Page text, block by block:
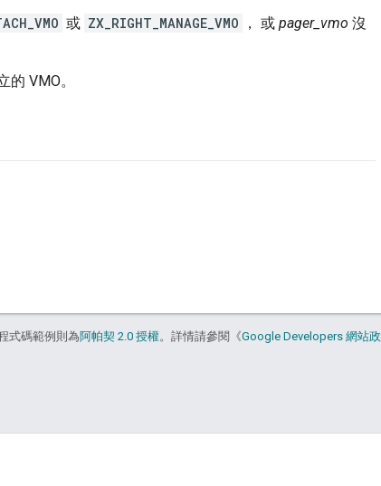
或 ZX_RIGHT_MANAGE_VMO ， 或 pager_vmo 沒
的 VMO。
式碼範例則為阿帕契 2.0 授權。詳情請參閱《Google Developers 網站政